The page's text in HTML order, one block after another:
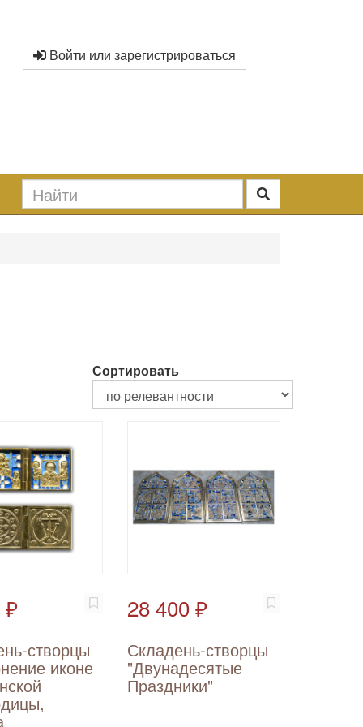
Войти или зарегистрироваться
Сортировать
₽
створцы
иконе
28 400 ₽
Складень-створцы
"Двунадесятые
Праздники"